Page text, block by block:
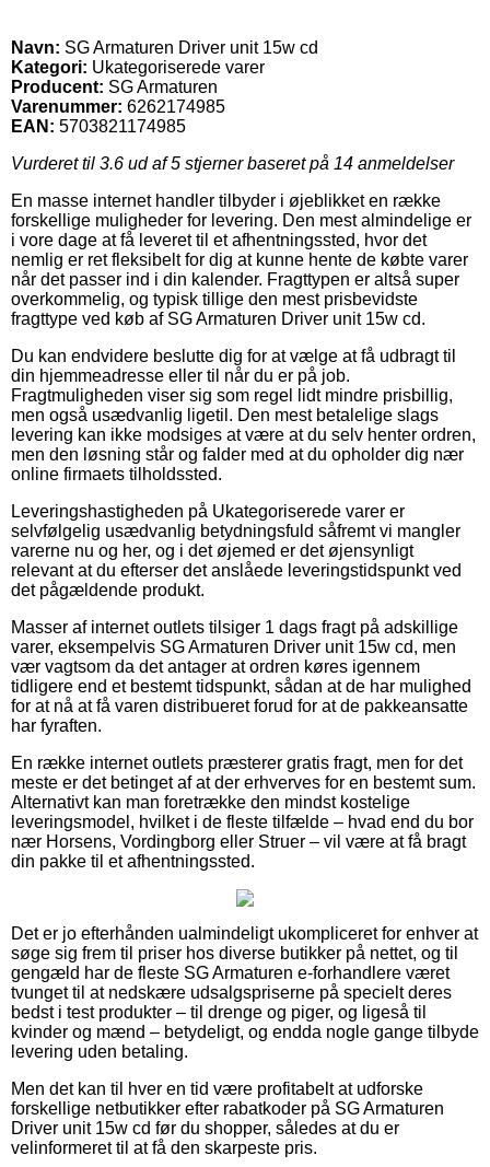
Navn: SG Armaturen Driver unit 15w cd
Kategori: Ukategoriserede varer
Producent: SG Armaturen
Varenummer: 6262174985
EAN: 5703821174985
Vurderet til 3.6 ud af 5 stjerner baseret på 14 anmeldelser
En masse internet handler tilbyder i øjeblikket en række
forskellige muligheder for levering. Den mest almindelige er
i vore dage at få leveret til et afhentningssted, hvor det
nemlig er ret fleksibelt for dig at kunne hente de købte varer
når det passer ind i din kalender. Fragttypen er altså super
overkommelig, og typisk tillige den mest prisbevidste
fragttype ved køb af SG Armaturen Driver unit 15w cd.
Du kan endvidere beslutte dig for at vælge at få udbragt til
din hjemmeadresse eller til når du er på job.
Fragtmuligheden viser sig som regel lidt mindre prisbillig,
men også usædvanlig ligetil. Den mest betalelige slags
levering kan ikke modsiges at være at du selv henter ordren,
men den løsning står og falder med at du opholder dig nær
online firmaets tilholdssted.
Leveringshastigheden på Ukategoriserede varer er
selvfølgelig usædvanlig betydningsfuld såfremt vi mangler
varerne nu og her, og i det øjemed er det øjensynligt
relevant at du efterser det anslåede leveringstidspunkt ved
det pågældende produkt.
Masser af internet outlets tilsiger 1 dags fragt på adskillige
varer, eksempelvis SG Armaturen Driver unit 15w cd, men
vær vagtsom da det antager at ordren køres igennem
tidligere end et bestemt tidspunkt, sådan at de har mulighed
for at nå at få varen distribueret forud for at de pakkeansatte
har fyraften.
En række internet outlets præsterer gratis fragt, men for det
meste er det betinget af at der erhverves for en bestemt sum.
Alternativt kan man foretrække den mindst kostelige
leveringsmodel, hvilket i de fleste tilfælde – hvad end du bor
nær Horsens, Vordingborg eller Struer – vil være at få bragt
din pakke til et afhentningssted.
Det er jo efterhånden ualmindeligt ukompliceret for enhver at
søge sig frem til priser hos diverse butikker på nettet, og til
gengæld har de fleste SG Armaturen e-forhandlere været
tvunget til at nedskære udsalgspriserne på specielt deres
bedst i test produkter – til drenge og piger, og ligeså til
kvinder og mænd – betydeligt, og endda nogle gange tilbyde
levering uden betaling.
Men det kan til hver en tid være profitabelt at udforske
forskellige netbutikker efter rabatkoder på SG Armaturen
Driver unit 15w cd før du shopper, således at du er
velinformeret til at få den skarpeste pris.